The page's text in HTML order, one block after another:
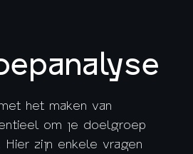
het maken van
om je doelgroep
zijn enkele vragen